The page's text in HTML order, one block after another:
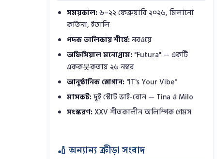
সময়কাল:৬–২২ ফেব্রুয়ারি ২০২৬, মিলানো
কর্তিনা, ইতালি
পদক তালিকায় শীর্ষে:নরওয়ে
অফিসিয়াল মনোগ্রাম:"Futura" — একটি
একক붓কতায় ২৬ নম্বর
আনুষ্ঠানিক স্লোগান:"IT's Your Vibe"
মাসকট:দুই স্টোট ভাই-বোন — Tina ও Milo
সংস্করণ:XXV শীতকালীন অলিম্পিক গেমস
🏏 অন্যান্য ক্রীড়া সংবাদ